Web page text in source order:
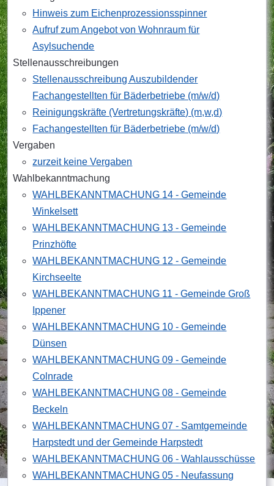
Hinweis zum Eichenprozessionsspinner
Aufruf zum Angebot von Wohnraum für
Asylsuchende
Stellenausschreibungen
Stellenausschreibung Auszubildender
Fachangestellten für Bäderbetriebe (m/w/d)
Reinigungskräfte (Vertretungskräfte) (m,w,d)
Fachangestellten für Bäderbetriebe (m/w/d)
Vergaben
zurzeit keine Vergaben
Wahlbekanntmachung
WAHLBEKANNTMACHUNG 14 - Gemeinde
Winkelsett
WAHLBEKANNTMACHUNG 13 - Gemeinde
Prinzhöfte
WAHLBEKANNTMACHUNG 12 - Gemeinde
Kirchseelte
WAHLBEKANNTMACHUNG 11 - Gemeinde Groß
Ippener
WAHLBEKANNTMACHUNG 10 - Gemeinde
Dünsen
WAHLBEKANNTMACHUNG 09 - Gemeinde
Colnrade
WAHLBEKANNTMACHUNG 08 - Gemeinde
Beckeln
WAHLBEKANNTMACHUNG 07 - Samtgemeinde
Harpstedt und der Gemeinde Harpstedt
WAHLBEKANNTMACHUNG 06 - Wahlausschüsse
WAHLBEKANNTMACHUNG 05 - Neufassung